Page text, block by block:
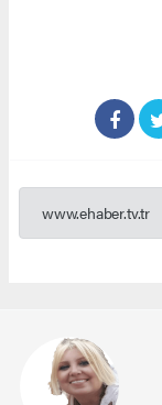
www.ehaber.tv.tr